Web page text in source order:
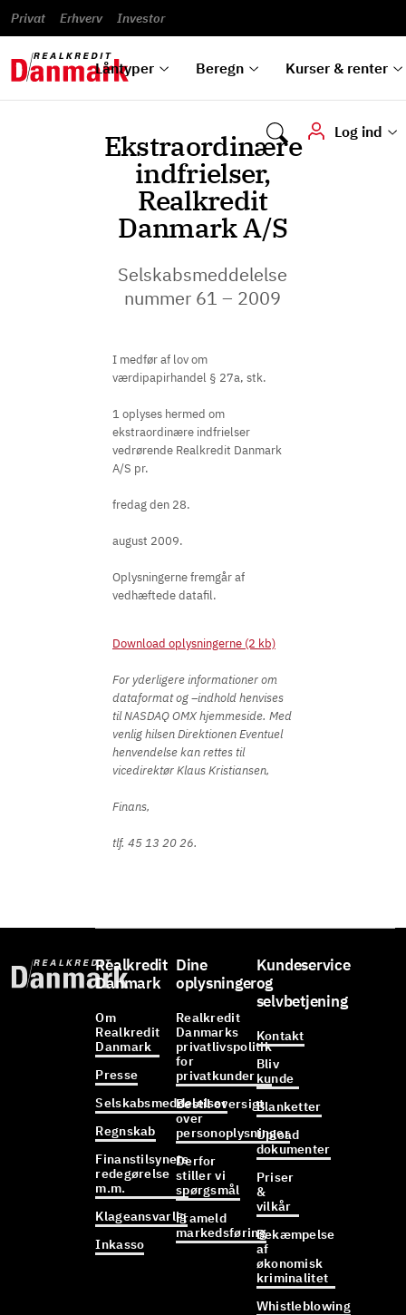
Privat Erhverv Investor
Låntyper Beregn Kurser & renter
Log ind
til bolig
Alle
låntyper
omlægning
Se alle
beregnere
Renteprognose
Bestil
kursovervågning
rentetilpasning
vilkår
Blanketter
Samarbejdspartnere
guides
hvad
vi kan
tilbyde
Ekstraordinære
indfrielser,
Realkredit
Danmark A/S
Selskabsmeddelelse
nummer 61 – 2009
I medfør af lov om
værdipapirhandel § 27a, stk.
1 oplyses hermed om
ekstraordinære indfrielser
vedrørende Realkredit Danmark
A/S pr.
fredag den 28.
august 2009.
Oplysningerne fremgår af
vedhæftede datafil.
Download oplysningerne (2 kb)
For yderligere informationer om
dataformat og –indhold henvises
til NASDAQ OMX hjemmeside. Med
venlig hilsen Direktionen Eventuel
henvendelse kan rettes til
vicedirektør Klaus Kristiansen,
Finans,
tlf. 45 13 20 26.
Realkredit
Danmark
Om
Realkredit
Danmark
Presse
Selskabsmeddelelser
Regnskab
Finanstilsynets
redegørelse
m.m.
Klageansvarlig
Inkasso
Dine
oplysninger
Realkredit
Danmarks
privatlivspolitik
for
privatkunder
Bestil oversigt
over
personoplysninger
Derfor
stiller vi
spørgsmål
Frameld
markedsføring
Kundeservice
og
selvbetjening
Kontakt
Bliv
kunde
Blanketter
Upload
dokumenter
Priser
&
vilkår
Bekæmpelse
af
økonomisk
kriminalitet
Whistleblowing